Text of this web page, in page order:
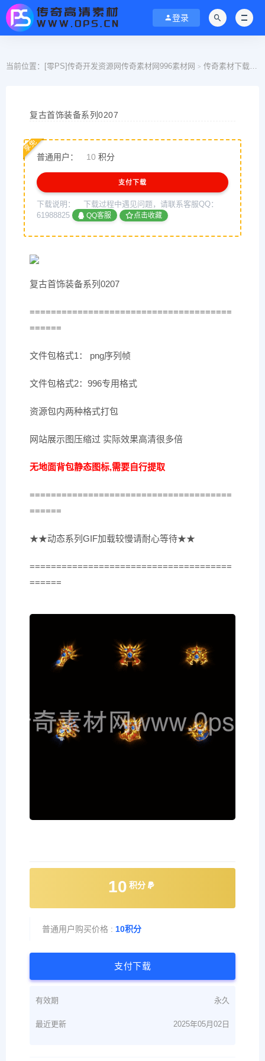
登录
当前位置： [零PS]传奇开发资源网传奇素材网996素材网 > 传奇素材下载
复古首饰装备系列0207
普通用户： 10 积分
享免
支付下载
下载说明：
下载过程中遇见问题，请联系客服QQ：
61988825
QQ客服 点击收藏
复古首饰装备系列0207
======================================
======
文件包格式1： png序列帧
文件包格式2：996专用格式
资源包内两种格式打包
网站展示图压缩过 实际效果高清很多倍
无地面背包静态图标,需要自行提取
======================================
======
★★动态系列GIF加载较慢请耐心等待★★
======================================
======
10 积分
普通用户购买价格 : 10积分
支付下载
有效期 永久
最近更新 2025年05月02日